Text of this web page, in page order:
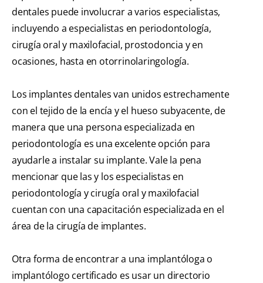
dentales puede involucrar a varios especialistas,
incluyendo a especialistas en periodontología,
cirugía oral y maxilofacial, prostodoncia y en
ocasiones, hasta en otorrinolaringología.
Los implantes dentales van unidos estrechamente
con el tejido de la encía y el hueso subyacente, de
manera que una persona especializada en
periodontología es una excelente opción para
ayudarle a instalar su implante. Vale la pena
mencionar que las y los especialistas en
periodontología y cirugía oral y maxilofacial
cuentan con una capacitación especializada en el
área de la cirugía de implantes.
Otra forma de encontrar a una implantóloga o
implantólogo certificado es usar un directorio